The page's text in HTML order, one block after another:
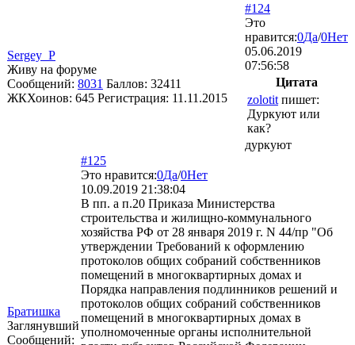
Sergey_P
Живу на форуме
Сообщений: 8031 Баллов: 32411
ЖКХоинов: 645 Регистрация: 11.11.2015
#124
Это
нравится:0Да/0Нет
05.06.2019
07:56:58
Цитата
zolotit пишет:
Дуркуют или
как?
дуркуют
Братишка
Заглянувший
Сообщений:
#125
Это нравится:0Да/0Нет
10.09.2019 21:38:04
В пп. а п.20 Приказа Министерства
строительства и жилищно-коммунального
хозяйства РФ от 28 января 2019 г. N 44/пр "Об
утверждении Требований к оформлению
протоколов общих собраний собственников
помещений в многоквартирных домах и
Порядка направления подлинников решений и
протоколов общих собраний собственников
помещений в многоквартирных домах в
уполномоченные органы исполнительной